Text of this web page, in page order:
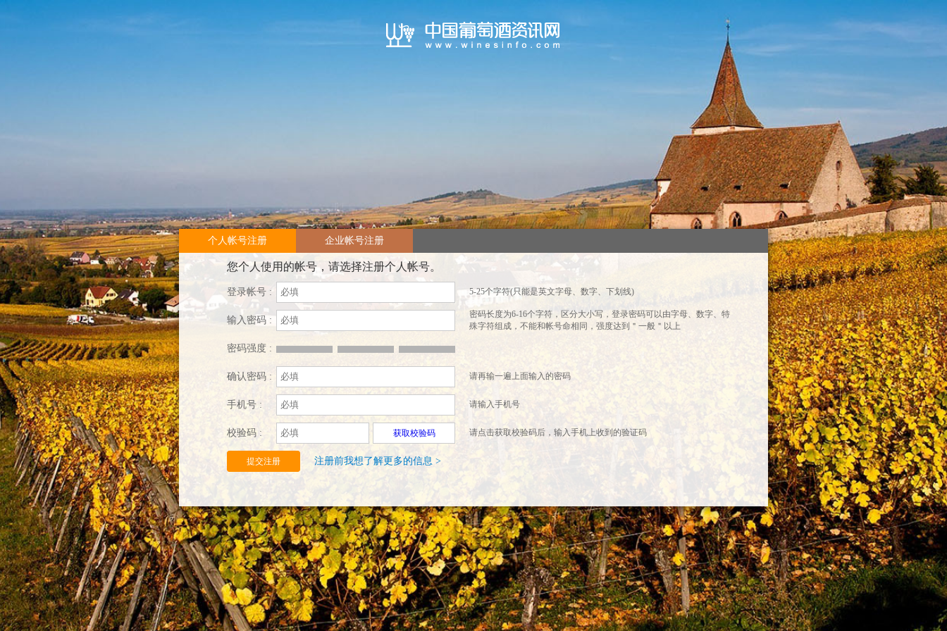
个人帐号注册 企业帐号注册
您个人使用的帐号，请选择注册个人帐号。
登录帐号 : 5-25个字符(只能是英文字母、数字、下划线)
输入密码 :
密码长度为6-16个字符，区分大小写，登录密码可以由字母、数字、特
殊字符组成，不能和帐号命相同，强度达到＂一般＂以上
密码强度 :
确认密码 : 请再输一遍上面输入的密码
手机号 : 请输入手机号
校验码 : 获取校验码 请点击获取校验码后，输入手机上收到的验证码
提交注册 注册前我想了解更多的信息 >